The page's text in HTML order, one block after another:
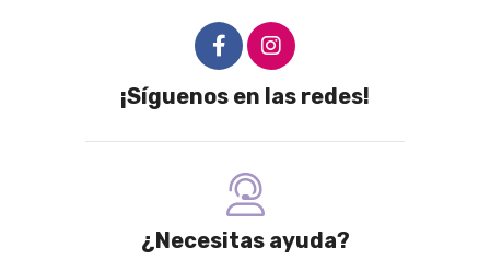
¡Síguenos en las redes!
¿Necesitas ayuda?